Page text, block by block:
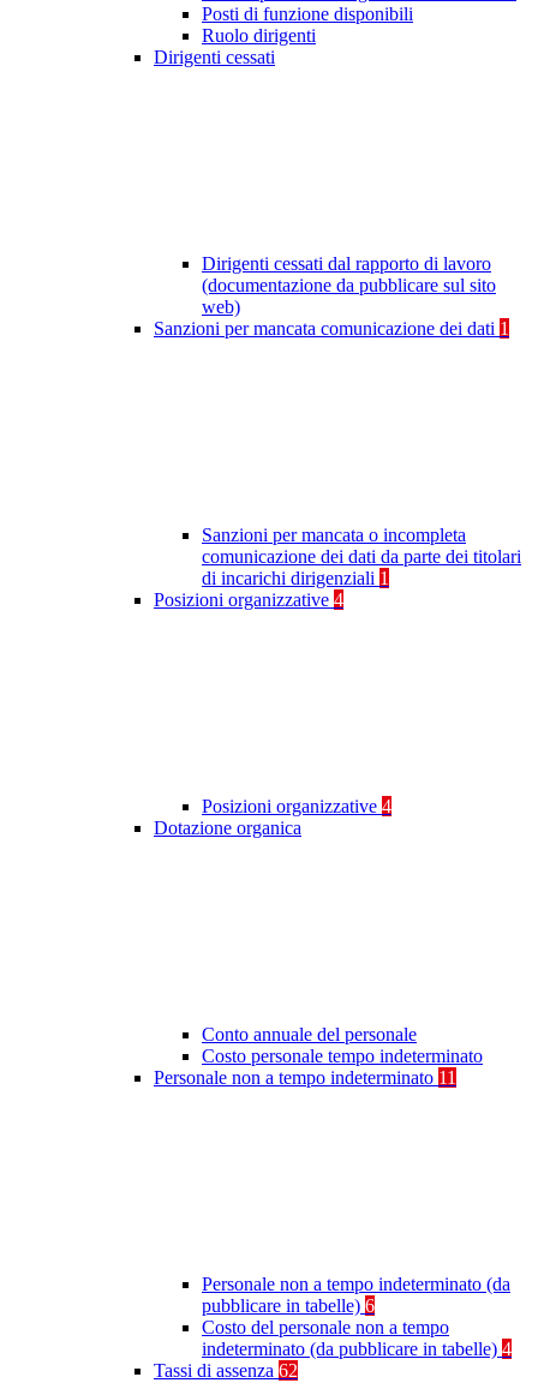
Posti di funzione disponibili
Ruolo dirigenti
Dirigenti cessati
Dirigenti cessati dal rapporto di lavoro
(documentazione da pubblicare sul sito
web)
Sanzioni per mancata comunicazione dei dati 1
Sanzioni per mancata o incompleta
comunicazione dei dati da parte dei titolari
di incarichi dirigenziali 1
Posizioni organizzative 4
Posizioni organizzative 4
Dotazione organica
Conto annuale del personale
Costo personale tempo indeterminato
Personale non a tempo indeterminato 11
Personale non a tempo indeterminato (da
pubblicare in tabelle) 6
Costo del personale non a tempo
indeterminato (da pubblicare in tabelle) 4
Tassi di assenza 62